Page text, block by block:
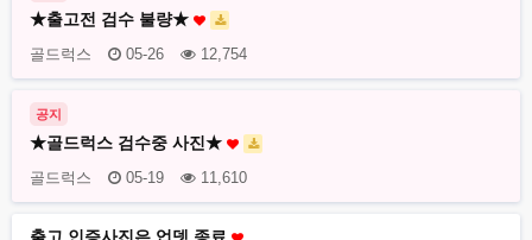
★출고전 검수 불량★
골드럭스 05-26 12,754
공지
★골드럭스 검수중 사진★
골드럭스 05-19 11,610